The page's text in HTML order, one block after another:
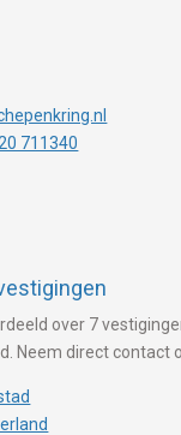
711340
over 7
Neem direct contact